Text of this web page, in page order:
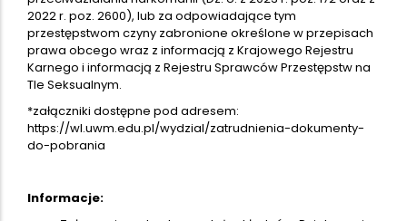
2022 r. poz. 2600), lub za odpowiadające tym
przestępstwom czyny zabronione określone w przepisach
prawa obcego wraz z informacją z Krajowego Rejestru
Karnego i informacją z Rejestru Sprawców Przestępstw na
Tle Seksualnym.
*załączniki dostępne pod adresem:
https://wl.uwm.edu.pl/wydzial/zatrudnienia-dokumenty-
do-pobrania
Informacje: